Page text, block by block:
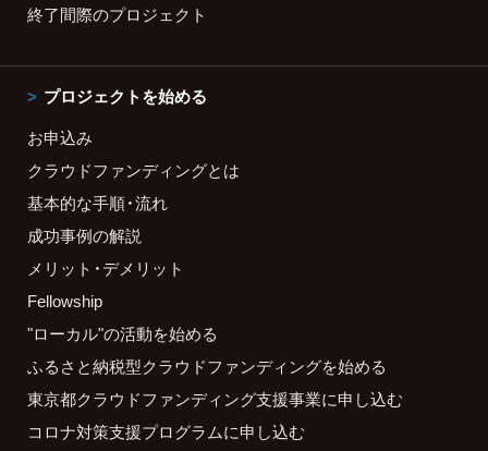
終了間際のプロジェクト
プロジェクトを始める
お申込み
クラウドファンディングとは
基本的な手順・流れ
成功事例の解説
メリット・デメリット
Fellowship
"ローカル"の活動を始める
ふるさと納税型クラウドファンディングを始める
東京都クラウドファンディング支援事業に申し込む
コロナ対策支援プログラムに申し込む